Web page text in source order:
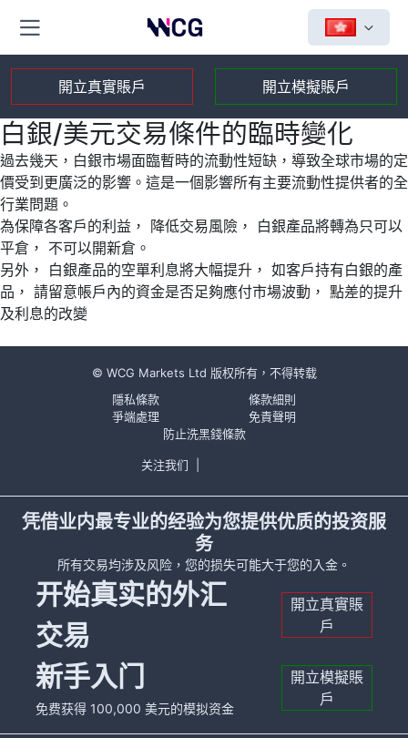
開立真實賬戶 開立模擬賬戶
白銀/美元交易條件的臨時變化
過去幾天，白銀市場面臨暫時的流動性短缺，導致全球市場的定
價受到更廣泛的影響。這是一個影響所有主要流動性提供者的全
行業問題。
為保障各客戶的利益， 降低交易風險， 白銀產品將轉為只可以
平倉， 不可以開新倉。
另外， 白銀產品的空單利息將大幅提升， 如客戶持有白銀的產
品， 請留意帳戶內的資金是否足夠應付市場波動， 點差的提升
及利息的改變
© WCG Markets Ltd 版权所有，不得转载
隱私條款
條款細則
爭端處理
免責聲明
防止洗黑錢條款
关注我们
凭借业内最专业的经验为您提供优质的投资服
务
所有交易均涉及风险，您的损失可能大于您的入金。
开始真实的外汇
交易
開立真實賬
戶
新手入门
免费获得 100,000 美元的模拟资金
開立模擬賬
戶